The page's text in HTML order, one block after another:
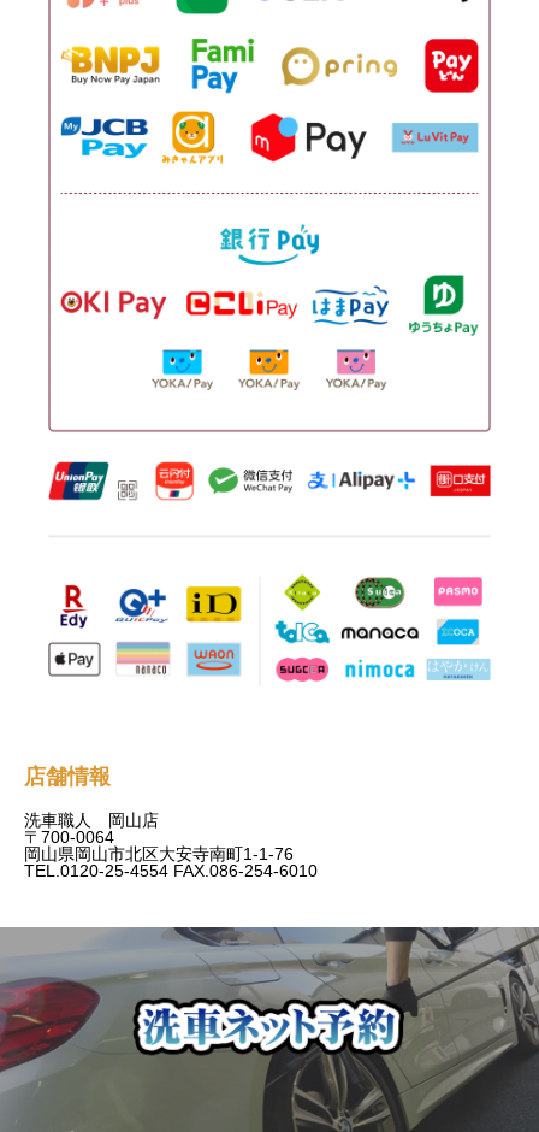
店舗情報
洗車職人 岡山店
〒700-0064
岡山県岡山市北区大安寺南町1-1-76
TEL.0120-25-4554 FAX.086-254-6010